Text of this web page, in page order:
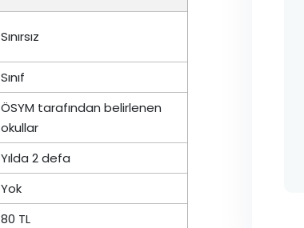
Sınırsız
Sınıf
ÖSYM tarafından belirlenen
okullar
Yılda 2 defa
Yok
80 TL